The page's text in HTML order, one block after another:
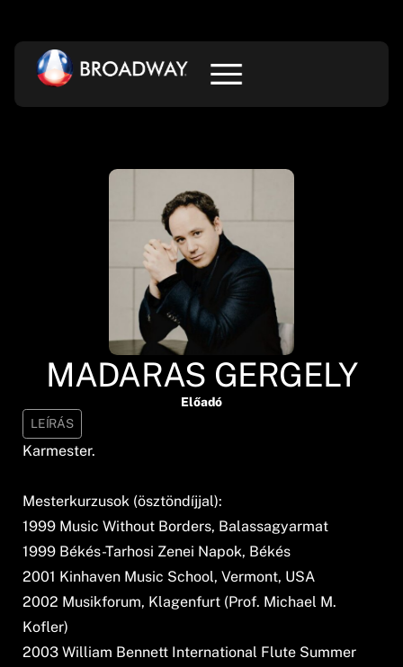
MADARAS GERGELY
Előadó
LEÍRÁS
Karmester.
Mesterkurzusok (ösztöndíjjal):
1999 Music Without Borders, Balassagyarmat
1999 Békés-Tarhosi Zenei Napok, Békés
2001 Kinhaven Music School, Vermont, USA
2002 Musikforum, Klagenfurt (Prof. Michael M.
Kofler)
2003 William Bennett International Flute Summer